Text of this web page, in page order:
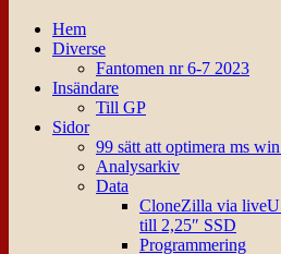
Hem
Diverse
Fantomen nr 6-7 2023
Insändare
Till GP
Sidor
99 sätt att optimera ms
Analysarkiv
Data
CloneZilla via
till 2,25″ SSD
Programmering